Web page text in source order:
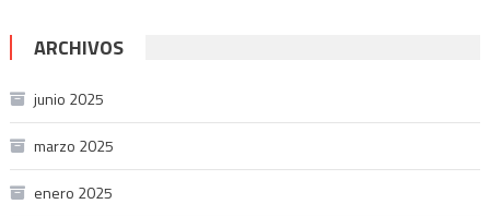
ARCHIVOS
junio 2025
marzo 2025
enero 2025